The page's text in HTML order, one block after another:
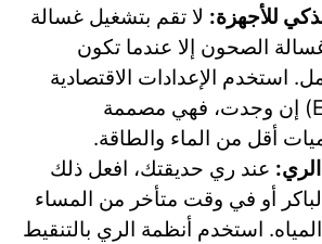
للأجهزة: لا تقم بتشغيل غسالة
الصحون إلا عندما تكون
استخدم الإعدادات الاقتصادية
(Eco-mode) إن وجدت، فهي مصممة
أقل من الماء والطاقة.
عند ري حديقتك، افعل ذلك
أو في وقت متأخر من المساء
استخدم أنظمة الري بالتنقيط